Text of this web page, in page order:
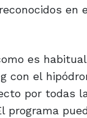
en
es
con el
por todas
programa